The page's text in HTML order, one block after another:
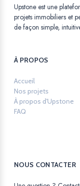
Upstone est une
projets immobiliers et
de façon simple,
À PROPOS
Accueil
Nos projets
À propos d'Upstone
FAQ
NOUS CONTACTER